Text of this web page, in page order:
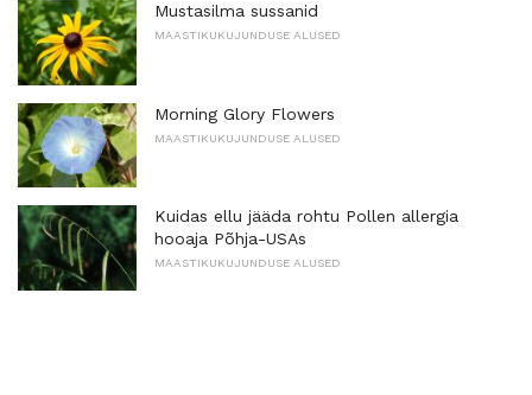
Mustasilma sussanid
MAASTIKUKUJUNDUSE ALUSED
Morning Glory Flowers
MAASTIKUKUJUNDUSE ALUSED
Kuidas ellu jääda rohtu Pollen allergia
hooaja Põhja-USAs
MAASTIKUKUJUNDUSE ALUSED